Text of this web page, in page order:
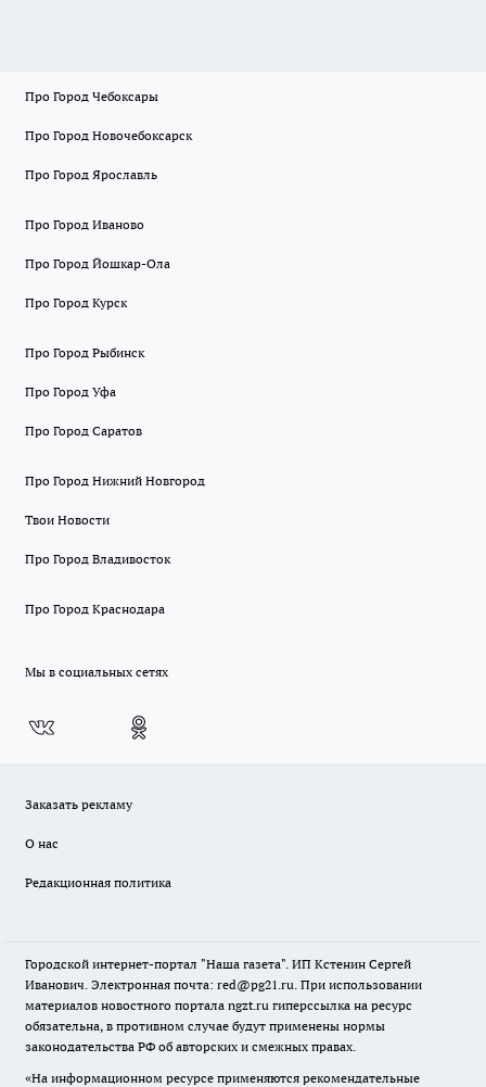
Про Город Чебоксары
Про Город Новочебоксарск
Про Город Ярославль
Про Город Иваново
Про Город Йошкар-Ола
Про Город Курск
Про Город Рыбинск
Про Город Уфа
Про Город Саратов
Про Город Нижний Новгород
Твои Новости
Про Город Владивосток
Про Город Краснодара
Мы в социальных сетях
Заказать рекламу
О нас
Редакционная политика
Городской интернет-портал "Наша газета". ИП Кстенин Сергей
Иванович. Электронная почта: red@pg21.ru. При использовании
материалов новостного портала ngzt.ru гиперссылка на ресурс
обязательна, в противном случае будут применены нормы
законодательства РФ об авторских и смежных правах.
«На информационном ресурсе применяются рекомендательные